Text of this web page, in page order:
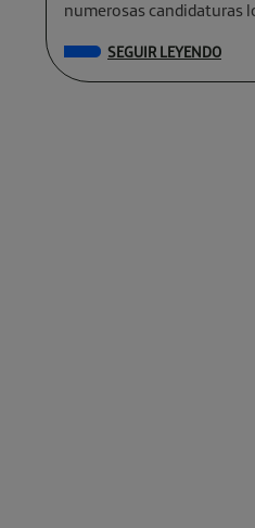
numerosas candidaturas
SEGUIR LEYENDO